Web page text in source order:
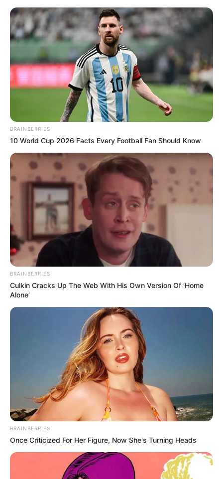
BRAINBERRIES
10 World Cup 2026 Facts Every Football Fan Should Know
BRAINBERRIES
Culkin Cracks Up The Web With His Own Version Of ‘Home
Alone’
BRAINBERRIES
Once Criticized For Her Figure, Now She's Turning Heads